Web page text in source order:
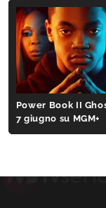
Power Book II
7 giugno su MGM+